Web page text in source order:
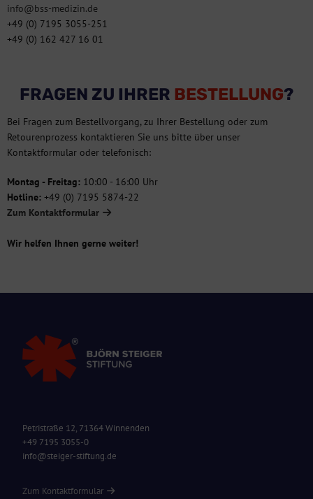
info@bss-medizin.de
+49 (0) 7195 3055-251
+49 (0) 162 427 16 01
FRAGEN ZU IHRER BESTELLUNG?
Bei Fragen zum Bestellvorgang, zu Ihrer Bestellung oder zum
Retourenprozess kontaktieren Sie uns bitte über unser
Kontaktformular oder telefonisch:
Montag - Freitag: 10:00 - 16:00 Uhr
Hotline: +49 (0) 7195 5874-22
Zum Kontaktformular
Wir helfen Ihnen gerne weiter!
Petristraße 12, 71364 Winnenden
+49 7195 3055-0
info@steiger-stiftung.de
Zum Kontaktformular